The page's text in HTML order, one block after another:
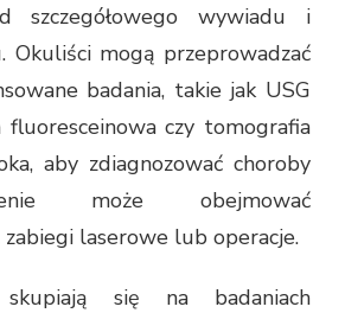
szczegółowego wywiadu i
Okuliści mogą przeprowadzać
badania, takie jak USG
fluoresceinowa czy tomografia
aby zdiagnozować choroby
może obejmować
laserowe lub operacje.
skupiają się na badaniach